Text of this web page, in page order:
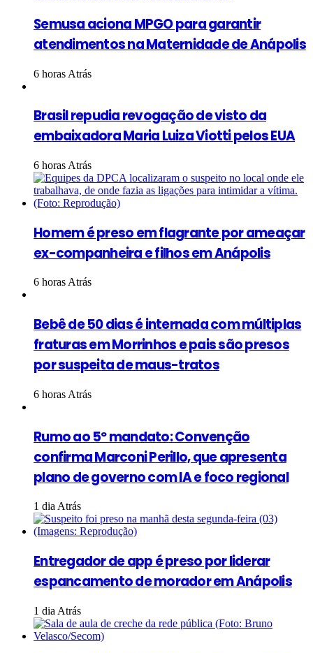
Semusa aciona MPGO para garantir
atendimentos na Maternidade de Anápolis
6 horas Atrás
Brasil repudia revogação de visto da
embaixadora Maria Luiza Viotti pelos EUA
6 horas Atrás
Homem é preso em flagrante por ameaçar
ex-companheira e filhos em Anápolis
6 horas Atrás
Bebê de 50 dias é internada com múltiplas
fraturas em Morrinhos e pais são presos
por suspeita de maus-tratos
6 horas Atrás
Rumo ao 5º mandato: Convenção
confirma Marconi Perillo, que apresenta
plano de governo com IA e foco regional
1 dia Atrás
Entregador de app é preso por liderar
espancamento de morador em Anápolis
1 dia Atrás